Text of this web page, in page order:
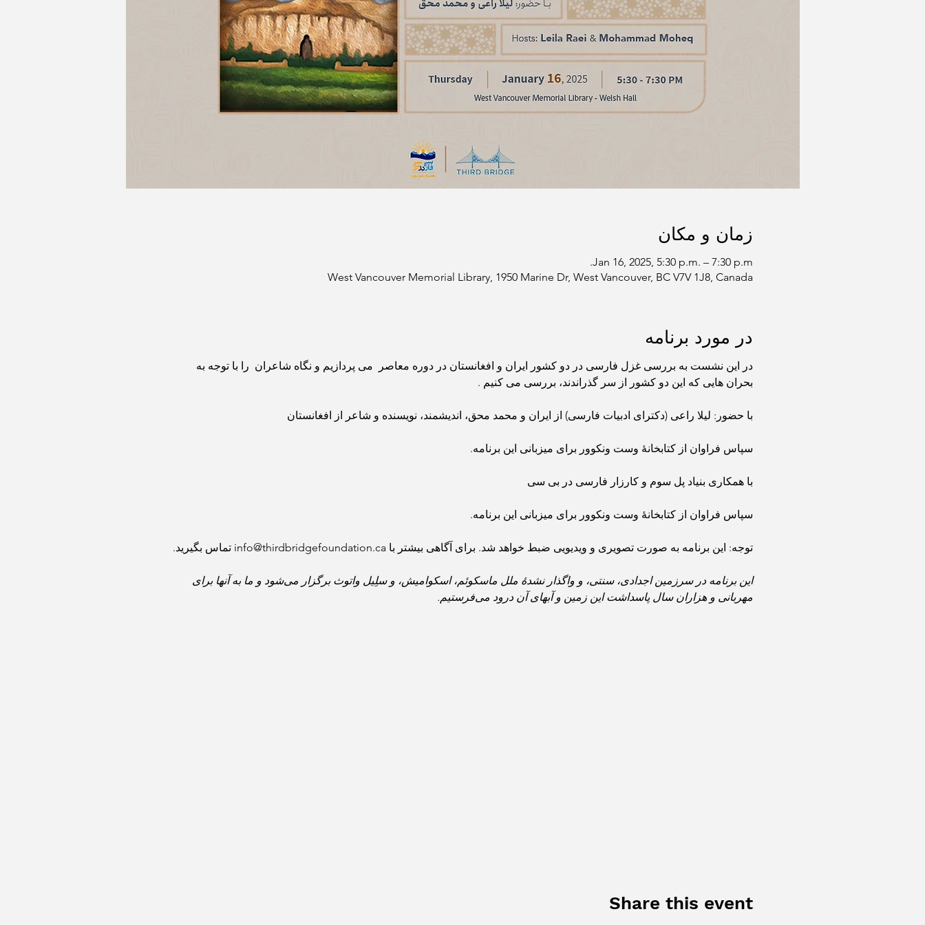
زمان و مکان
Jan 16, 2025, 5:30 p.m. – 7:30 p.m.
West Vancouver Memorial Library, 1950 Marine Dr, West Vancouver, BC V7V 1J8, Canada
در مورد برنامه
در این نشست به بررسی غزل فارسی در دو کشور ایران و افغانستان در دوره معاصر  می پردازیم و نگاه شاعران  را با توجه به
بحران هایی که این دو کشور از سر گذراندند، بررسی می کنیم .
با حضور: لیلا راعی (دکترای ادبیات فارسی) از ایران و محمد محق، اندیشمند، نویسنده و شاعر از افغانستان
سپاس فراوان از کتابخانهٔ وست ونکوور برای میزبانی این برنامه.
با همکاری بنیاد پل سوم و کارزار فارسی در بی سی
سپاس فراوان از کتابخانهٔ وست ونکوور برای میزبانی این برنامه.
توجه: این برنامه به صورت تصویری و ویدیویی ضبط خواهد شد. برای آگاهی بیشتر با info@thirdbridgefoundation.ca تماس بگیرید.
این برنامه در سرزمین اجدادی، سنتی، و واگذار نشدهٔ ملل ماسکوئم، اسکوامیش، و سلِیل واتوث برگزار می‌شود و ما به آنها برای
مهربانی و هزاران سال پاسداشت این زمین و آبهای آن درود می‌فرستیم.
Share this event